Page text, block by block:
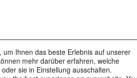
um Ihnen das beste Erlebnis auf unserer
mehr darüber erfahren, welche
sie in Einstellung ausschalten.